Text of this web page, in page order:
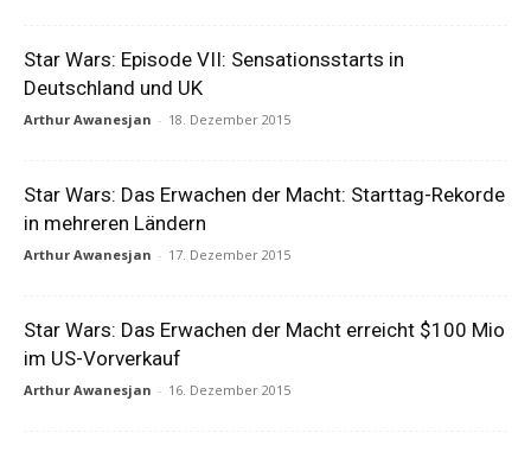
Star Wars: Episode VII: Sensationsstarts in
Deutschland und UK
Arthur Awanesjan - 18. Dezember 2015
Star Wars: Das Erwachen der Macht: Starttag-Rekorde
in mehreren Ländern
Arthur Awanesjan - 17. Dezember 2015
Star Wars: Das Erwachen der Macht erreicht $100 Mio
im US-Vorverkauf
Arthur Awanesjan - 16. Dezember 2015